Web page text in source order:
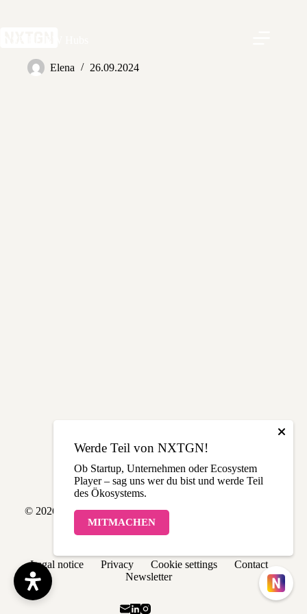
Elena 26.09.2024
© 2026 NXTGN | Made with love in THE LÄND
Legal notice Privacy Cookie settings
Contact
Newsletter
Werde Teil von NXTGN!
Ob Startup, Unternehmen oder Ecosystem
Player – sag uns wer du bist und werde Teil
des Ökosystems.
MITMACHEN